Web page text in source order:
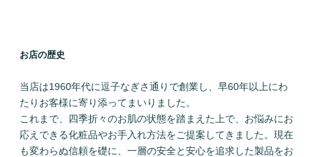
お店の歴史
当店は1960年代に逗子なぎさ通りで創業し、早60年以上にわ
たりお客様に寄り添ってまいりました。
これまで、四季折々のお肌の状態を踏まえた上で、お悩みにお
応えできる化粧品やお手入れ方法をご提案してきました。現在
も変わらぬ信頼を礎に、一層の安全と安心を追求した製品をお